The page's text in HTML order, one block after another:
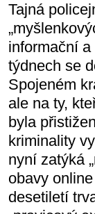
Tajná
informační
týdnech se
Spojeném
ale na ty,
byla
kriminality
nyní zatýká
obavy
desetiletí